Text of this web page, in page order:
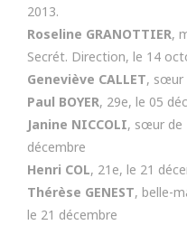
2013.
Roseline GRANOTTIER,
Secrét. Direction, le 14
Geneviève CALLET, sœur
Paul BOYER, 29e, le 05
Janine NICCOLI, sœur de
décembre
Henri COL, 21e, le 21
Thérèse GENEST, belle-
le 21 décembre